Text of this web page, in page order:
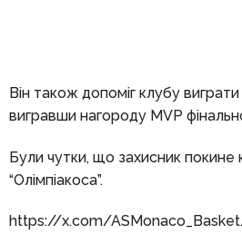
Він також допоміг клубу виграти
вигравши нагороду MVP
Були чутки, що захисник покине
“Олімпіакоса”.
https://x.com/